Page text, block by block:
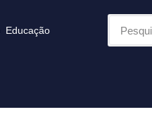
Educação